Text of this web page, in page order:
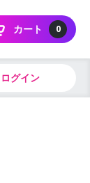
0
カート
ログイン